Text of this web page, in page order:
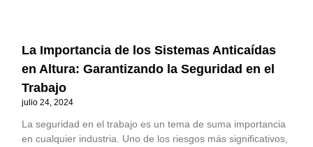
La Importancia de los Sistemas Anticaídas
en Altura: Garantizando la Seguridad en el
Trabajo
julio 24, 2024
La seguridad en el trabajo es un tema de suma importancia
en cualquier industria. Uno de los riesgos más significativos,